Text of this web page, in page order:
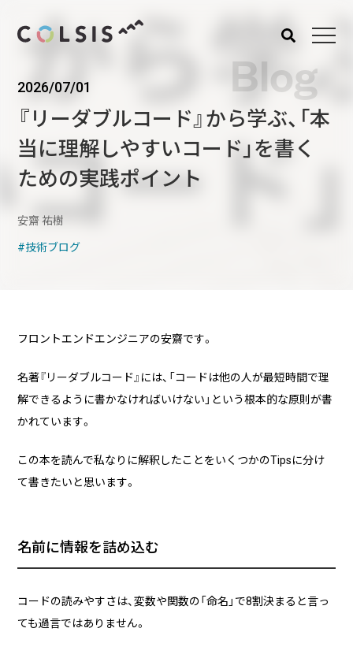
About us
コルシスについて
Service
サービス
ウェブサイト･システム構
Works
事例紹介
Blog
Recruit News
Blog
2026/07/01
『リーダブルコード』から学ぶ、「本
当に理解しやすいコード」を書く
ための実践ポイント
安齋 祐樹
技術ブログ
フロントエンドエンジニアの安齋です。
名著『リーダブルコード』には、「コードは他の人が最短時間で理
解できるように書かなければいけない」という根本的な原則が書
かれています。
この本を読んで私なりに解釈したことをいくつかのTipsに分け
て書きたいと思います。
名前に情報を詰め込む
コードの読みやすさは、変数や関数の「命名」で8割決まると言っ
ても過言ではありません。